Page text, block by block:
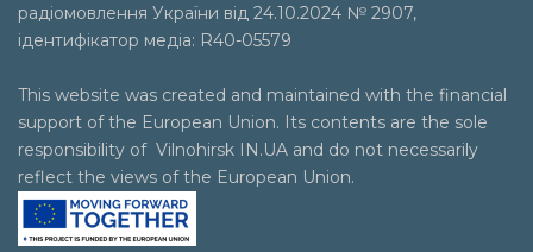
радіомовлення України від 24.10.2024 № 2907,
ідентифікатор медіа: R40-05579
This website was created and maintained with the financial
support of the European Union. Its contents are the sole
responsibility of Vilnohirsk IN.UA and do not necessarily
reflect the views of the European Union.